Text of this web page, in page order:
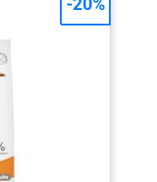
-20%